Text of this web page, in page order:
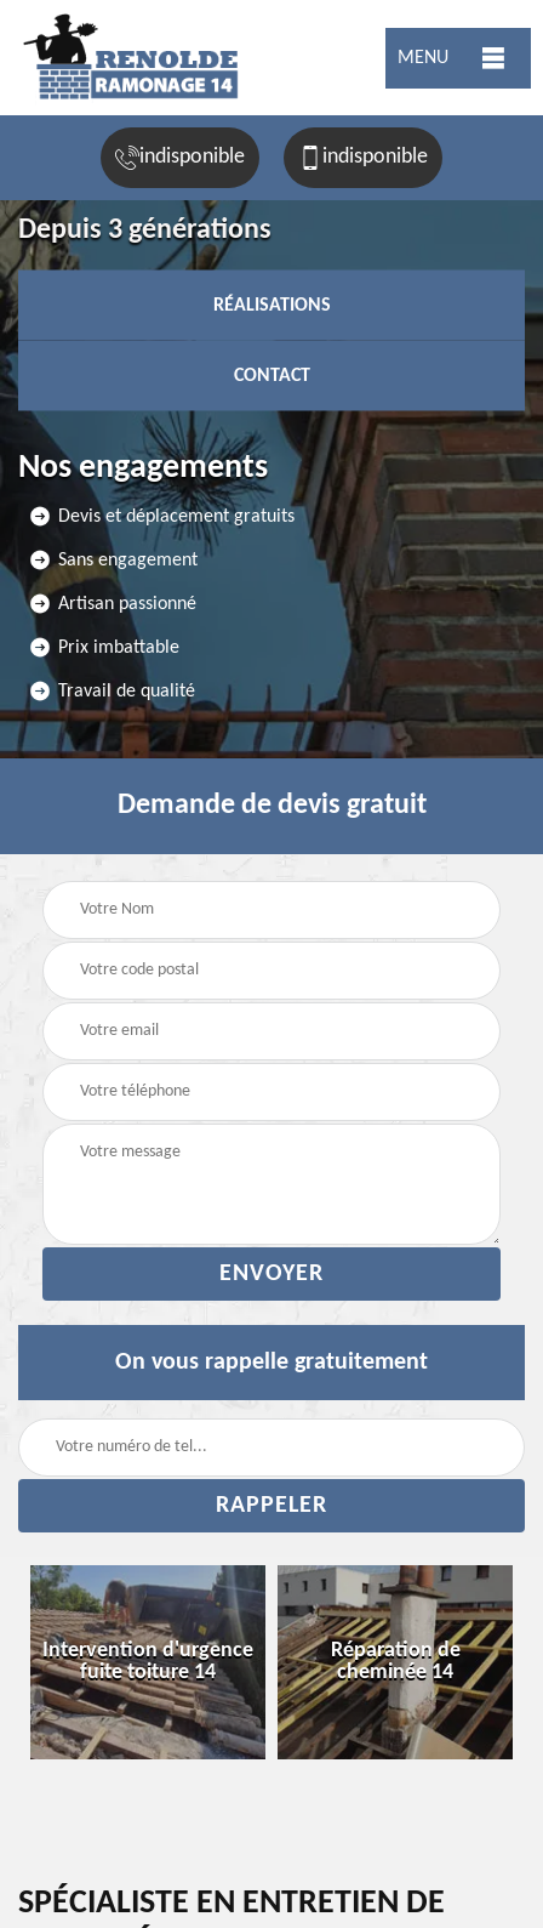
MENU
indisponible indisponible
Depuis 3 générations
RÉALISATIONS
CONTACT
Nos engagements
Devis et déplacement gratuits
Sans engagement
Artisan passionné
Prix imbattable
Travail de qualité
Demande de devis gratuit
On vous rappelle gratuitement
Intervention d'urgence
fuite toiture 14
Réparation de
cheminée 14
SPÉCIALISTE EN ENTRETIEN DE